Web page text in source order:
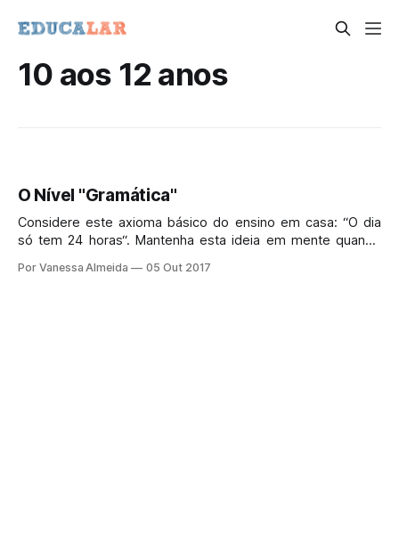
10 aos 12 anos
O Nível "Gramática"
Considere este axioma básico do ensino em casa: “O dia
só tem 24 horas“. Mantenha esta ideia em mente quando
seu filho irá estudar nos seus anos de escolaridade. Qual a
Por Vanessa Almeida 05 Out 2017